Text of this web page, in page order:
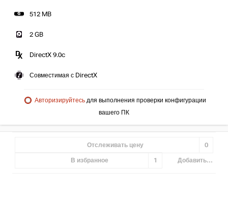
512 MB
2 GB
DirectX 9.0c
Совместимая с DirectX
Авторизируйтесь для выполнения проверки конфигурации
вашего ПК
Отслеживать цену 0
В избранное 1 Добавить...